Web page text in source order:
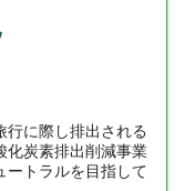
行に際し排出される
化炭素排出削減事業
ートラルを目指して